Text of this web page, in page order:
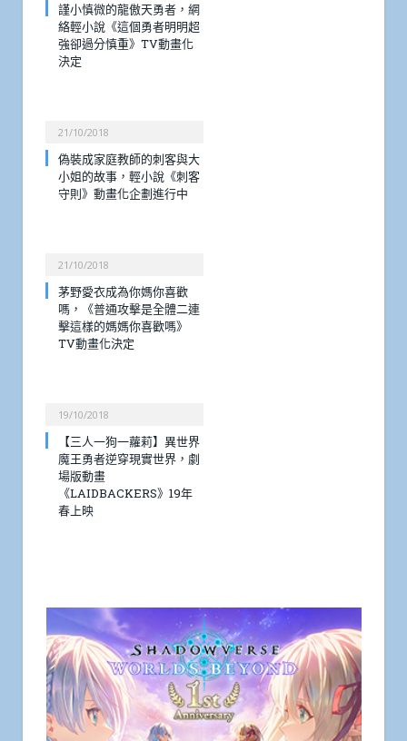
謹小慎微的龍傲天勇者，網
絡輕小說《這個勇者明明超
強卻過分慎重》TV動畫化
決定
21/10/2018
偽裝成家庭教師的刺客與大
小姐的故事，輕小說《刺客
守則》動畫化企劃進行中
21/10/2018
茅野愛衣成為你媽你喜歡
嗎，《普通攻擊是全體二連
擊這樣的媽媽你喜歡嗎》
TV動畫化決定
19/10/2018
【三人一狗一蘿莉】異世界
魔王勇者逆穿現實世界，劇
場版動畫
《LAIDBACKERS》19年
春上映